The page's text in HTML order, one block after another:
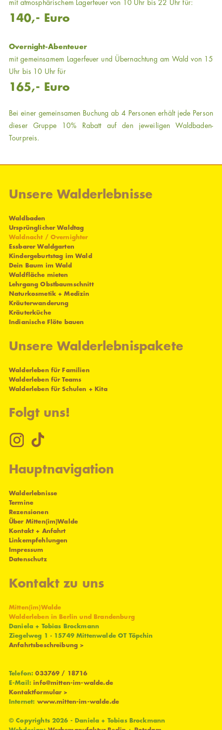
mit atmosphärischem Lagerfeuer von 10 Uhr bis 22 Uhr für:
140,- Euro
Overnight-Abenteuer
mit gemeinsamem Lagerfeuer und Übernachtung am Wald von 15
Uhr bis 10 Uhr für
165,- Euro
Bei einer gemeinsamen Buchung ab 4 Personen erhält jede Person
dieser Gruppe 10% Rabatt auf den jeweiligen Waldbaden-
Tourpreis.
Unsere Walderlebnisse
Waldbaden
Ursprünglicher Waldtag
Waldnacht / Overnighter
Essbarer Waldgarten
Kindergeburtstag im Wald
Dein Baum im Wald
Waldfläche mieten
Lehrgang Obstbaumschnitt
Naturkosmetik + Medizin
Kräuterwanderung
Kräuterküche
Indianische Flöte bauen
Unsere Walderlebnispakete
Walderleben für Familien
Walderleben für Teams
Walderleben für Schulen + Kita
Folgt uns!
Hauptnavigation
Walderlebnisse
Termine
Rezensionen
Über Mitten(im)Walde
Kontakt + Anfahrt
Linkempfehlungen
Impressum
Datenschutz
Kontakt zu uns
Mitten(im)Walde
Walderleben in Berlin und Brandenburg
Daniela + Tobias Brockmann
Ziegelweg 1 · 15749 Mittenwalde OT Töpchin
Anfahrtsbeschreibung >
Telefon:033769 / 18716
E-Mail:info@mitten-im-walde.de
Kontaktformular >
Internet: www.mitten-im-walde.de
© Copyrights 2026 - Daniela + Tobias Brockmann